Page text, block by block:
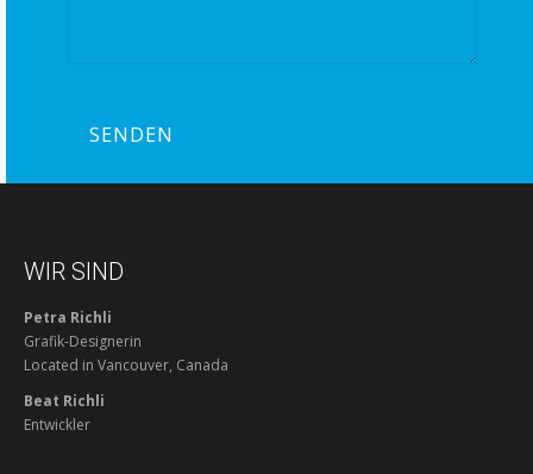
WIR SIND
Petra Richli
Grafik-Designerin
Located in Vancouver, Canada
Beat Richli
Entwickler